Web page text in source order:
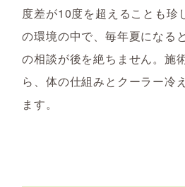
度差が10度を超えることも珍
の環境の中で、毎年夏になる
の相談が後を絶ちません。施
ら、体の仕組みとクーラー冷
ます。